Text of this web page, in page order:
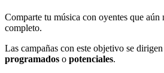
Comparte tu música con oyentes que aún
completo.
Las campañas con este objetivo se
programados o potenciales.